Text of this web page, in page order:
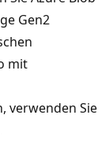
Gen2
mit
verwenden Sie